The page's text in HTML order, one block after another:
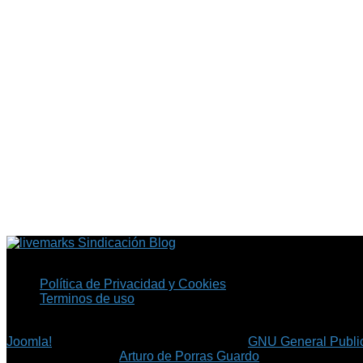
Sindicación Blog
Política de Privacidad y Cookies
Terminos de uso
Joomla!
GNU General
©Arturo de Porras Guardo